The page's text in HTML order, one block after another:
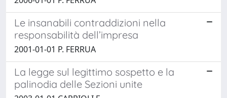
Le insanabili contraddizioni nella
responsabilità dell’impresa
2001-01-01 P. FERRUA
La legge sul legittimo sospetto e la
palinodia delle Sezioni unite